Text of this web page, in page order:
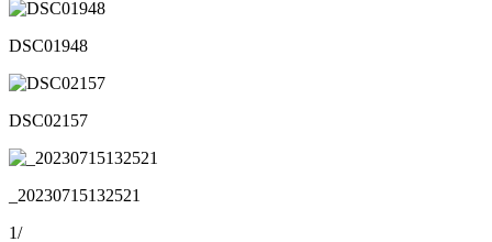
DSC01948
DSC02157
_20230715132521
1/